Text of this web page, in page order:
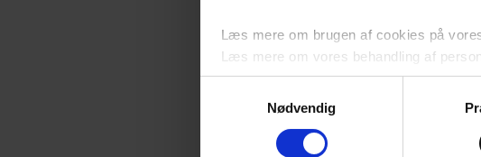
Læs mere om brugen af cookies på
Læs mere om vores behandling af
Nødvendig